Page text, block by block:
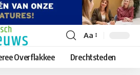
Lettergrootte
aanpassen
Aa
Overflakkee Drechtsteden